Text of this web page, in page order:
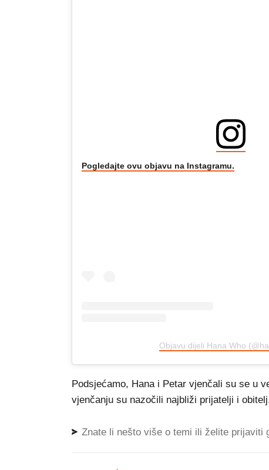
Pogledajte ovu objavu na Instagramu.
Objavu dijeli Hana Who
Podsjećamo, Hana i Petar vjenčali su se u
vjenčanju su nazočili najbliži prijatelji i
Znate li nešto više o temi ili želite prijaviti